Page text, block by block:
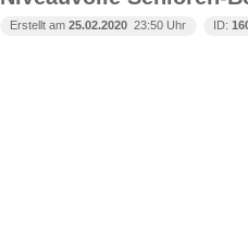
Erstellt am 25.02.2020  23:50 Uhr ID: